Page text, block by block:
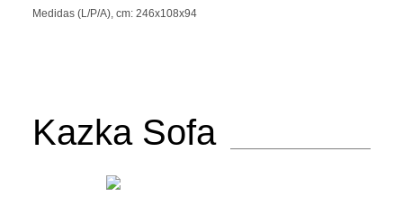
Medidas (L/P/A), cm: 246x108x94
Kazka Sofa